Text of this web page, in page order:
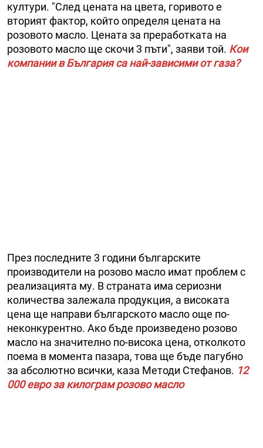
култури. "След цената на цвета, горивото е
вторият фактор, който определя цената на
розовото масло. Цената за преработката на
розовото масло ще скочи 3 пъти", заяви той. Кои
компании в България са най-зависими от газа?
През последните 3 години българските
производители на розово масло имат проблем с
реализацията му. В страната има сериозни
количества залежала продукция, а високата
цена ще направи българското масло още по-
неконкурентно. Ако бъде произведено розово
масло на значително по-висока цена, отколкото
поема в момента пазара, това ще бъде пагубно
за абсолютно всички, каза Методи Стефанов. 12
000 евро за килограм розово масло